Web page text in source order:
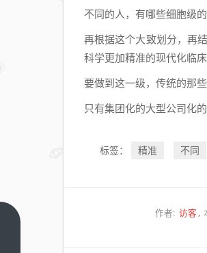
不同的人，有哪些细胞级
再根据这个大致划分，再
科学更加精准的现代化临床
要做到这一级，传统的那
只有集团化的大型公司化
标签： 精准 不同
作者: 访客